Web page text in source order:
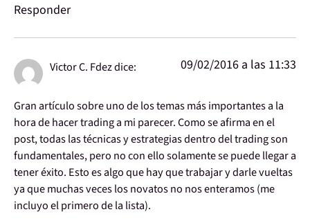
Responder
Victor C. Fdezdice: 09/02/2016 a las 11:33
Gran artículo sobre uno de los temas más importantes a la
hora de hacer trading a mi parecer. Como se afirma en el
post, todas las técnicas y estrategias dentro del trading son
fundamentales, pero no con ello solamente se puede llegar a
tener éxito. Esto es algo que hay que trabajar y darle vueltas
ya que muchas veces los novatos no nos enteramos (me
incluyo el primero de la lista).